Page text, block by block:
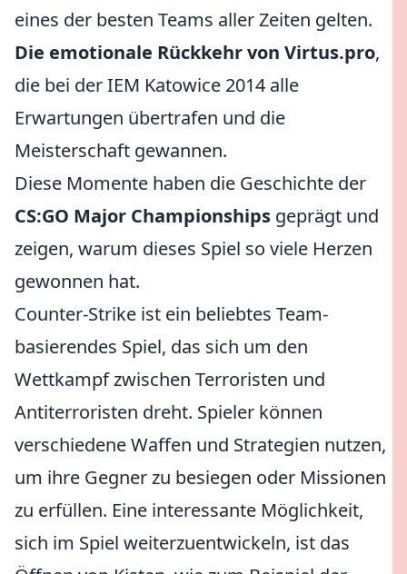
eines der besten Teams aller Zeiten gelten.
Die emotionale Rückkehr von Virtus.pro,
die bei der IEM Katowice 2014 alle
Erwartungen übertrafen und die
Meisterschaft gewannen.
Diese Momente haben die Geschichte der
CS:GO Major Championships geprägt und
zeigen, warum dieses Spiel so viele Herzen
gewonnen hat.
Counter-Strike ist ein beliebtes Team-
basierendes Spiel, das sich um den
Wettkampf zwischen Terroristen und
Antiterroristen dreht. Spieler können
verschiedene Waffen und Strategien nutzen,
um ihre Gegner zu besiegen oder Missionen
zu erfüllen. Eine interessante Möglichkeit,
sich im Spiel weiterzuentwickeln, ist das